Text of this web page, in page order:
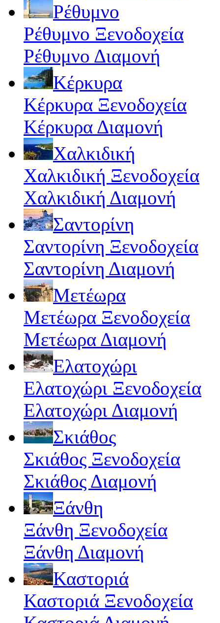
Ρέθυμνο
Ρέθυμνο Ξενοδοχεία
Ρέθυμνο Διαμονή
Κέρκυρα
Κέρκυρα Ξενοδοχεία
Κέρκυρα Διαμονή
Χαλκιδική
Χαλκιδική Ξενοδοχεία
Χαλκιδική Διαμονή
Σαντορίνη
Σαντορίνη Ξενοδοχεία
Σαντορίνη Διαμονή
Μετέωρα
Μετέωρα Ξενοδοχεία
Μετέωρα Διαμονή
Ελατοχώρι
Ελατοχώρι Ξενοδοχεία
Ελατοχώρι Διαμονή
Σκιάθος
Σκιάθος Ξενοδοχεία
Σκιάθος Διαμονή
Ξάνθη
Ξάνθη Ξενοδοχεία
Ξάνθη Διαμονή
Καστοριά
Καστοριά Ξενοδοχεία